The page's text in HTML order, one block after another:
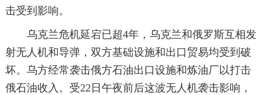
击受到影响。
乌克兰危机延宕已超4年，乌克兰和俄罗斯互相发
射无人机和导弹，双方基础设施和出口贸易均受到破
坏。乌方经常袭击俄方石油出口设施和炼油厂以打击
俄石油收入。受22日午夜前后这波无人机袭击影响，